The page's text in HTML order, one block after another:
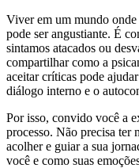
Viver em um mundo onde
pode ser angustiante. É
sintamos atacados ou
compartilhar como a
aceitar críticas pode
diálogo interno e o
Por isso, convido você a
processo. Não precisa ter
acolher e guiar a sua
você e como suas